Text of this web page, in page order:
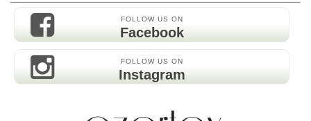
FOLLOW US ON
Facebook
FOLLOW US ON
Instagram